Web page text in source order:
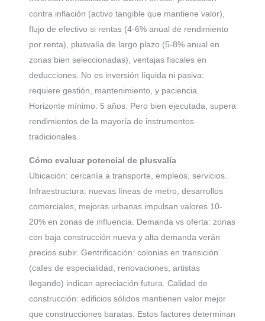
contra inflación (activo tangible que mantiene valor),
flujo de efectivo si rentas (4-6% anual de rendimiento
por renta), plusvalía de largo plazo (5-8% anual en
zonas bien seleccionadas), ventajas fiscales en
deducciones. No es inversión líquida ni pasiva:
requiere gestión, mantenimiento, y paciencia.
Horizonte mínimo: 5 años. Pero bien ejecutada, supera
rendimientos de la mayoría de instrumentos
tradicionales.
Cómo evaluar potencial de plusvalía
Ubicación: cercanía a transporte, empleos, servicios.
Infraestructura: nuevas líneas de metro, desarrollos
comerciales, mejoras urbanas impulsan valores 10-
20% en zonas de influencia. Demanda vs oferta: zonas
con baja construcción nueva y alta demanda verán
precios subir. Gentrificación: colonias en transición
(cafes de especialidad, renovaciones, artistas
llegando) indican apreciación futura. Calidad de
construcción: edificios sólidos mantienen valor mejor
que construcciones baratas. Estos factores determinan